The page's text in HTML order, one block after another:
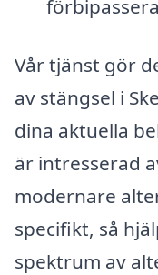
Vår tjänst gör
av stängsel i
dina aktuella
är intresserad
modernare
specifikt, så
spektrum av